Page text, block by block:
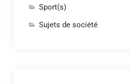
Sport(s)
Sujets de société